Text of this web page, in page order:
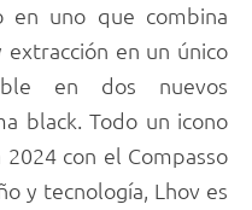
en uno que combina
en un único
en dos nuevos
black. Todo un icono
con el Compasso
y tecnología, Lhov es